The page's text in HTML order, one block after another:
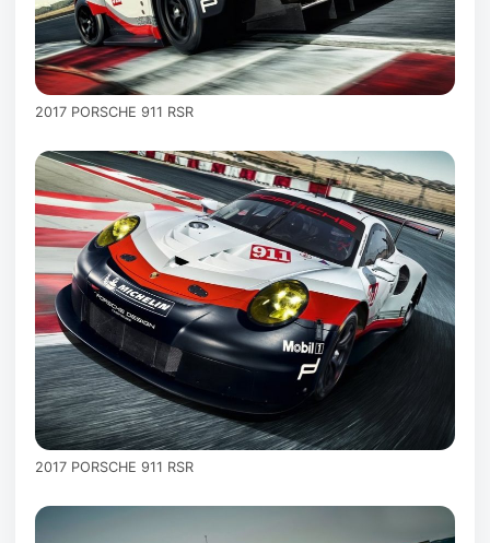
2017 PORSCHE 911 RSR
2017 PORSCHE 911 RSR